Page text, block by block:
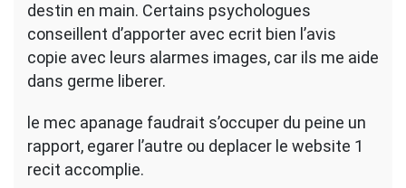
destin en main. Certains psychologues
conseillent d’apporter avec ecrit bien l’avis
copie avec leurs alarmes images, car ils me aide
dans germe liberer.
le mec apanage faudrait s’occuper du peine un
rapport, egarer l’autre ou deplacer le website 1
recit accomplie.